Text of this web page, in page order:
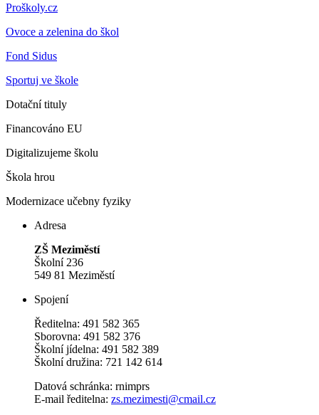
Proškoly.cz
Ovoce a zelenina do škol
Fond Sidus
Sportuj ve škole
Dotační tituly
Financováno EU
Digitalizujeme školu
Škola hrou
Modernizace učebny fyziky
Adresa
ZŠ Meziměstí
Školní 236
549 81 Meziměstí
Spojení
Ředitelna: 491 582 365
Sborovna: 491 582 376
Školní jídelna: 491 582 389
Školní družina: 721 142 614
Datová schránka: rnimprs
E-mail ředitelna: zs.mezimesti@cmail.cz